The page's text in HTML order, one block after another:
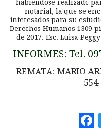
habiéndose realizado
notarial, la que se
interesados para su
Derechos Humanos 1309
de 2017. Esc. Luisa
INFORMES: Tel.
REMATA: MARIO
554